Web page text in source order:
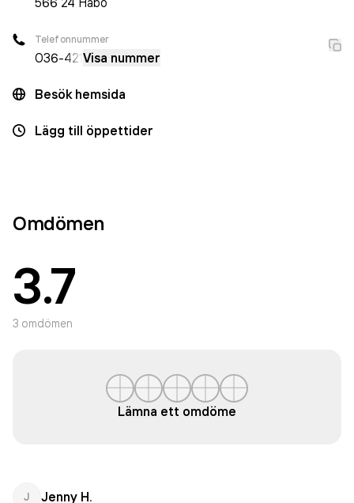
Telefonnummer
036-421Visa nummer
Besök hemsida
Lägg till öppettider
Omdömen
3.7
3 omdömen
Lämna ett omdöme
J Jenny H.